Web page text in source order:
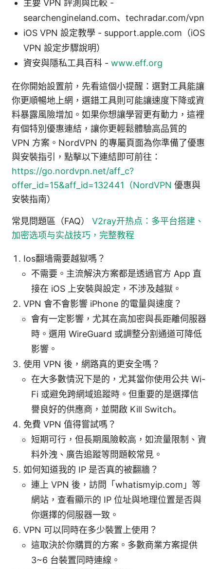
主要 VPN 評測與比較 -
searchengineland.com、techradar.com/vpn
iOS VPN 設定教學 - support.apple.com（iOS
VPN 設定步驟說明）
資安與隱私工具百科 - www.eff.org
在你開始設置前，先看這個小提醒：選對工具能讓
你更順暢地上網，選錯工具則可能讓速度下降或資
料暴露風險增加。如果你想讓學習更有動力，這裡
有個特別優惠連結，讓你更輕鬆體驗高品質的
VPN 方案。NordVPN 的專屬頁面為你準備了優惠
與安裝指引，點擊以下連結即可前往：
https://go.nordvpn.net/aff_c?
offer_id=15&aff_id=132441（NordVPN 優惠與
安裝指南）
常見問題區（FAQ） V2ray开热点：多平台搭建、
加密选项与实战技巧，完整教程
Ios翻墙需要越獄嗎？
不需要。主流解決方案都是透過官方 App 直
接在 iOS 上安裝與設定，不涉及越獄。
VPN 會不會影響 iPhone 的電量與速度？
會有一定影響，尤其在高加密與長距離伺服器
時。選用 WireGuard 或調整分割通道可降低
影響。
使用 VPN 後，網路真的更安全嗎？
在大多數情況下是的，尤其當你使用公共 Wi-
Fi 或避免跨網域追蹤時。但重要的是選擇信
譽良好的供應商，並開啟 Kill Switch。
免費 VPN 值得嘗試嗎？
短期可行，但長期風險較高，如流量限制、資
料外洩、廣告追蹤等問題較常見。
如何知道我的 IP 是否真的被翻牆？
連上 VPN 後，訪問「whatismyip.com」等
網站，查看顯示的 IP 位址與地理位置是否與
你選擇的伺服器一致。
VPN 可以同時在多少裝置上使用？
這取決於你購買的方案。多數商業方案提供
3~6 台裝置同時連線。